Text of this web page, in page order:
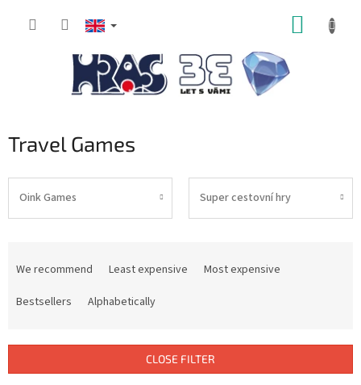
Travel Games
Oink Games Super cestovní hry
s
We recommend Least expensive
Most expensive
Bestsellers
Alphabetically
CLOSE FILTER